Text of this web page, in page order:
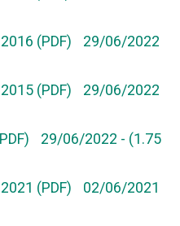
(PDF)
29/06/2022
(PDF)
29/06/2022
29/06/2022 - (1.75
(PDF)
02/06/2021